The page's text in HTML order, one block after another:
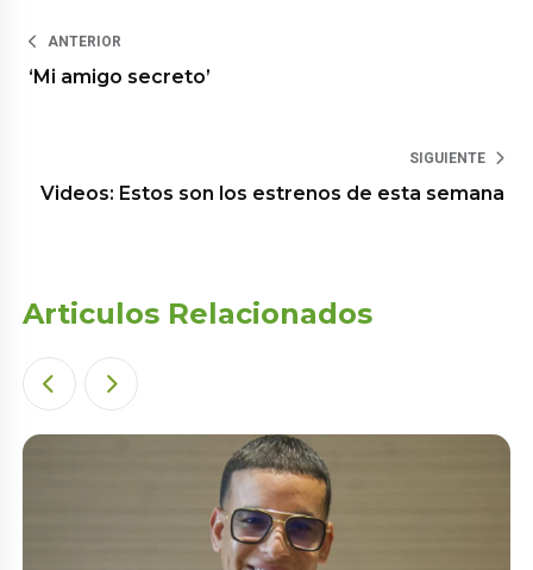
ANTERIOR
‘Mi amigo secreto’
SIGUIENTE
Videos: Estos son los estrenos de esta semana
Articulos Relacionados